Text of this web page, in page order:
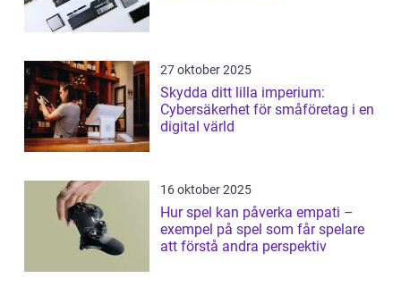
27 oktober 2025
Skydda ditt lilla imperium:
Cybersäkerhet för småföretag i en
digital värld
16 oktober 2025
Hur spel kan påverka empati –
exempel på spel som får spelare
att förstå andra perspektiv